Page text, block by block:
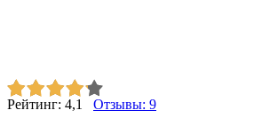
Рейтинг: 4,1 Отзывы: 9